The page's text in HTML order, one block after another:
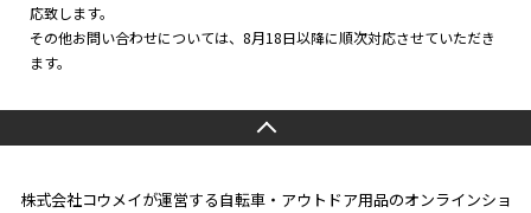
応致します。
その他お問い合わせについては、8月18日以降に順次対応させていただき
ます。
株式会社コウメイが運営する自転車・アウトドア用品のオンラインショ